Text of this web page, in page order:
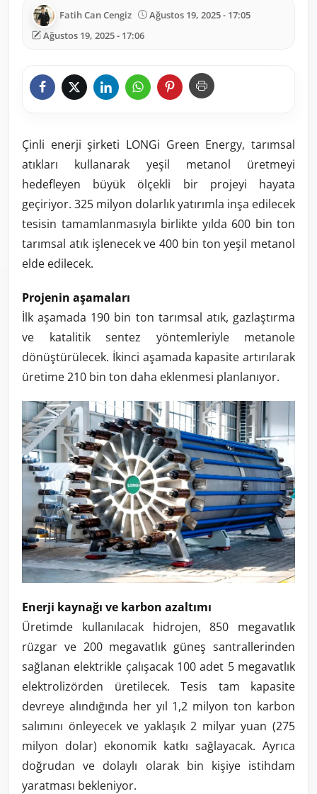
Fatih Can Cengiz
Ağustos 19, 2025 - 17:05
Ağustos 19, 2025 - 17:06
Çinli enerji şirketi LONGi Green Energy, tarımsal
atıkları kullanarak yeşil metanol üretmeyi
hedefleyen büyük ölçekli bir projeyi hayata
geçiriyor. 325 milyon dolarlık yatırımla inşa edilecek
tesisin tamamlanmasıyla birlikte yılda 600 bin ton
tarımsal atık işlenecek ve 400 bin ton yeşil metanol
elde edilecek.
Projenin aşamaları
İlk aşamada 190 bin ton tarımsal atık, gazlaştırma
ve katalitik sentez yöntemleriyle metanole
dönüştürülecek. İkinci aşamada kapasite artırılarak
üretime 210 bin ton daha eklenmesi planlanıyor.
Enerji kaynağı ve karbon azaltımı
Üretimde kullanılacak hidrojen, 850 megavatlık
rüzgar ve 200 megavatlık güneş santrallerinden
sağlanan elektrikle çalışacak 100 adet 5 megavatlık
elektrolizörden üretilecek. Tesis tam kapasite
devreye alındığında her yıl 1,2 milyon ton karbon
salımını önleyecek ve yaklaşık 2 milyar yuan (275
milyon dolar) ekonomik katkı sağlayacak. Ayrıca
doğrudan ve dolaylı olarak bin kişiye istihdam
yaratması bekleniyor.